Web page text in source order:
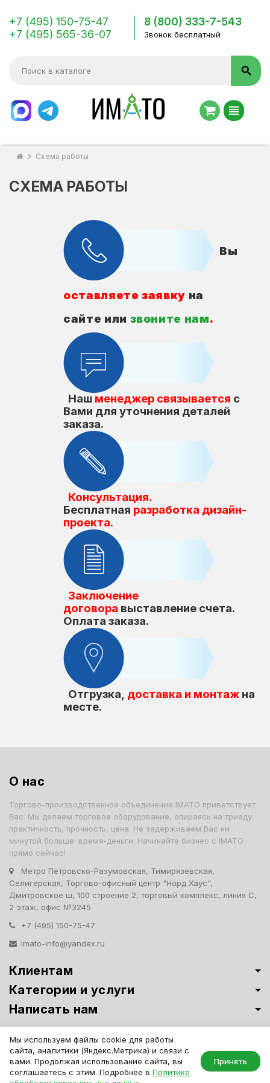
+7 (495) 150-75-47
+7 (495) 565-36-07
8 (800) 333-7-543
Звонок бесплатный
search
view_headline
chevron_right Схема работы
СХЕМА РАБОТЫ
Вы
оставляете заявку на
сайте или звоните нам.
Наш менеджер связывается с
Вами для уточнения деталей
заказа.
Консультация.
Бесплатная разработка дизайн-
проекта.
Заключение
договора выставление счета.
Оплата заказа.
Отгрузка, доставка и монтаж на
месте.
О нас
Торгово-производственное объединение IMATO приветствует
Вас. Мы делаем торговое оборудование, опираясь на триаду:
практичность, прочность, цена. Не задерживаем Вас ни
минутой больше: время-деньги. Начинайте бизнес с IMATO
прямо сейчас!
Метро Петровско-Разумовская, Тимирязевская,
Селигерская, Торгово-офисный центр "Норд Хаус",
Дмитровское ш, 100 строение 2, торговый комплекс, линия С,
2 этаж, офис №3245
+7 (495) 150-75-47
imato-info@yandex.ru
Клиентам
Категории и услуги
Написать нам
Витрины премиум-класса ИМАТО
Политика обработки персональных
данных
IMATO. Интернет Магазин Торговой И Офисной Мебели. ООО "ИМАТО",
ИНН 7717506114 КПП 771701001, ОГРН 1047796163799
Мы используем файлы cookie для работы
сайта, аналитики (Яндекс.Метрика) и связи с
вами. Продолжая использование сайта, вы
соглашаетесь с этим. Подробнее в Политике
Принять